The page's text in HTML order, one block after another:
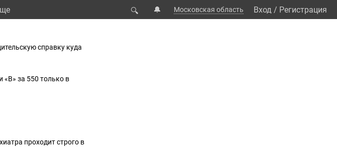
🔍 🔔 Московская область Вход / Регистрация
справку куда
«В» за 550 только в
проходит строго в